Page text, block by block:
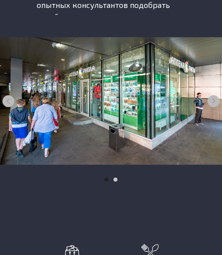
опытных консультантов подобрать
лечебную косметику и средства
Аптеки «Ригла» всегда рядом с вами!